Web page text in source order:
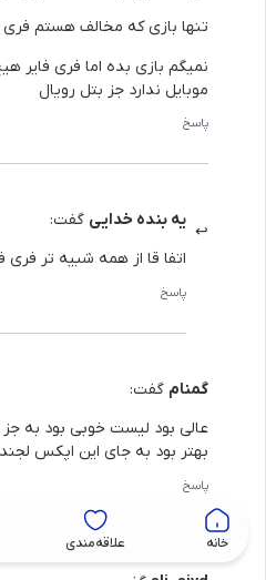
تنها بازی که مخالف هستم
نمیگم بازی بده اما فری فایر
موبایل ندارد جز بتل رویال
پاسخ
یه بنده خدایی گفت:
اتفا قا از همه شبیه تر فری
پاسخ
گمنام گفت:
بهتر بود به جای این اپکس
پاسخ
خانه علاقه‌مندی